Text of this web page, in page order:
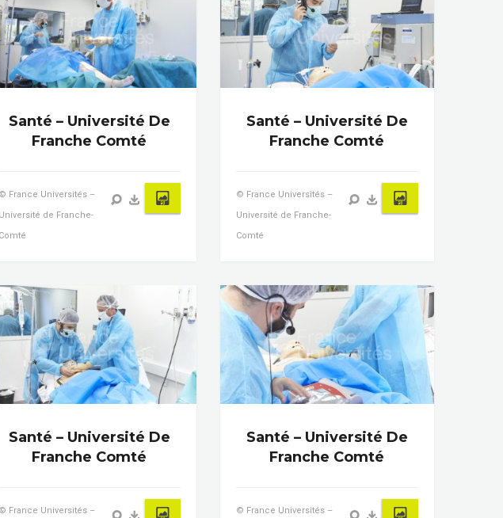
Santé – Université De
Franche Comté
© France Universités –
Université de Franche-
Comté
Santé – Université De
Franche Comté
© France Universités –
Université de Franche-
Comté
Santé – Université De
Franche Comté
© France Universités –
Santé – Université De
Franche Comté
© France Universités –